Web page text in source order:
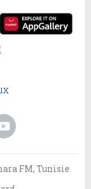
FM, Tunisie